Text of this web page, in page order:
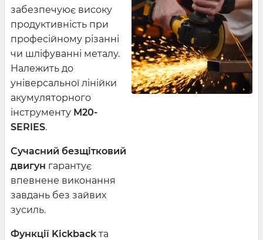
забезпечуює високу
продуктивність при
професійному різанні
чи шліфуванні металу.
Належить до
універсальної лінійки
акумуляторного
інструменту M20-
SERIES.
Сучасний безщітковий
двигун гарантує
впевнене виконання
завдань без зайвих
зусиль.
Функції Kickback та